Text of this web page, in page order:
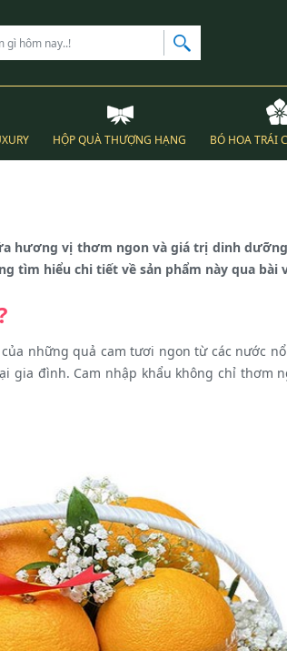
HỘP QUÀ THƯỢNG HẠNG BÓ HOA TRÁI
hương vị thơm ngon và giá trị dinh
tìm hiểu chi tiết về sản phẩm này qua bài
của những quả cam tươi ngon từ các nước
đình. Cam nhập khẩu không chỉ thơm